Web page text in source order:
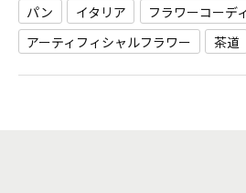
パン イタリア
フラワーコーデ
アーティフィシャルフラワー
茶道